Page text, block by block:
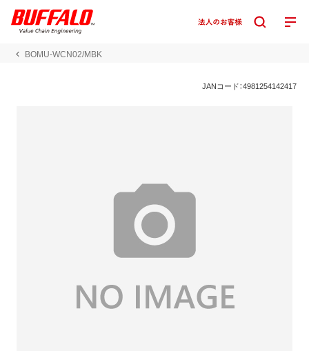
BOMU-WCN02/MBK
JANコード：4981254142417